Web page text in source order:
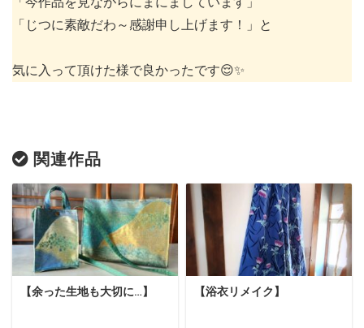
「じつに素敵だわ～感謝申し上げます！」と
気に入って頂けた様で良かったです😌✨️
関連作品
【余った生地も大切に…】 【浴衣リメイク】